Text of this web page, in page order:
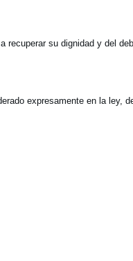
recuperar su dignidad y del
expresamente en la ley,